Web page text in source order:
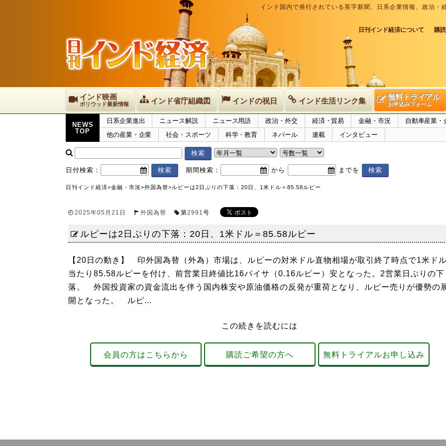
インド国内で発行されている英字新聞、日系企業情報、政治
日刊インド経済について 購
インド映画
ボリウッド最新情報 インド省庁組織図 インドの祝日 インド生活リンク集 無料トライアル
お申込みフォーム
NEWS
TOP
日系企業進出 ニュース解説 ニュース用語 政治・外交 経済・貿易 金融・市況
自動車産業・
他の産業・企業
社会・スポーツ 科学・教育 ネパール 連載 インタビュー
日付検索： 期間検索： から までを
日刊インド経済>金融・市況 >外国為替>ルピーは2日ぶりの下落：20日、1米ドル＝85.58ルピー
2025年05月21日 外国為替 第2991号
ルピーは2日ぶりの下落：20日、1米ドル＝85.58ルピー
【20日の動き】 印外国為替（外為）市場は、ルピーの対米ドル直物相場が取引終了時点で1米ドル
当たり85.58ルピーを付け、前営業日終値比16パイサ（0.16ルピー）安となった。2営業日ぶりの下
落。 外国投資家の資金流出を伴う国内株安や原油価格の反発が重荷となり、ルピー売りが優勢の
開となった。 ルピ...
この続きを読むには
会員の方はこちらから 購読ご希望の方へ 無料トライアルお申し込み